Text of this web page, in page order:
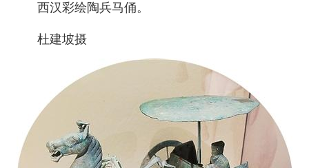
西汉彩绘陶兵马俑。
杜建坡摄